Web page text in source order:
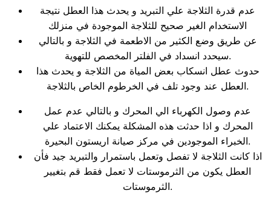
عدم قدرة الثلاجة علي التبريد و يحدث هذا العطل نتيجة
الاستخدام الغير صحيح للثلاجة الموجودة في منزلك
عن طريق وضع الكثير من الاطعمة في الثلاجة و بالتالي
سيحدد انسداد في الفلتر المخصص للتهوية.
حدوث عطل انسكاب بعض المياة من الثلاجة و يحدث هذا
العطل عند وجود تلف في الخرطوم الخاص بالثلاجة.
عدم وصول الكهرباء الي المحرك و بالتالي عدم عمل
المحرك و اذا حدثت هذه المشكلة يمكنك الاعتماد علي
الخبراء الموجودين في مركز صيانة اريستون البحيرة.
اذا كانت الثلاجة لا تفصل وتعمل باستمرار والتبريد جيد فأن
العطل يكون من الثرموستات لا تعمل فقط قم بتغيير
الثرموستات.